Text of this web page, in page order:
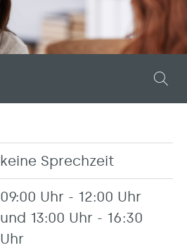
keine Sprechzeit
09:00 Uhr - 12:00 Uhr
und 13:00 Uhr - 16:30
Uhr